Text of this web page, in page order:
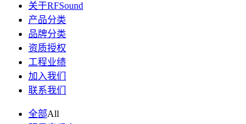
关于RFSound
产品分类
品牌分类
资质授权
工程业绩
加入我们
联系我们
全部All